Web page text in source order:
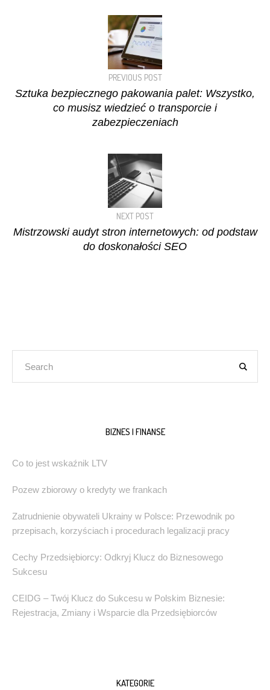
PREVIOUS POST
Sztuka bezpiecznego pakowania palet: Wszystko,
co musisz wiedzieć o transporcie i
zabezpieczeniach
NEXT POST
Mistrzowski audyt stron internetowych: od podstaw
do doskonałości SEO
BIZNES I FINANSE
Co to jest wskaźnik LTV
Pozew zbiorowy o kredyty we frankach
Zatrudnienie obywateli Ukrainy w Polsce: Przewodnik po
przepisach, korzyściach i procedurach legalizacji pracy
Cechy Przedsiębiorcy: Odkryj Klucz do Biznesowego
Sukcesu
CEIDG – Twój Klucz do Sukcesu w Polskim Biznesie:
Rejestracja, Zmiany i Wsparcie dla Przedsiębiorców
KATEGORIE